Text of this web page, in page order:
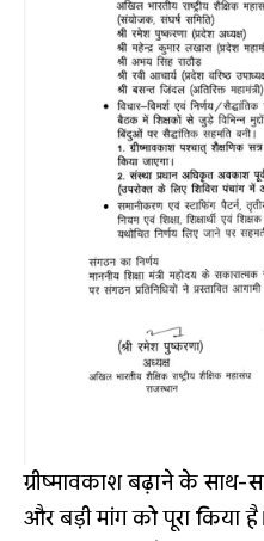
ग्रीष्मावकाश बढ़ाने के
और बड़ी मांग को पूरा किया